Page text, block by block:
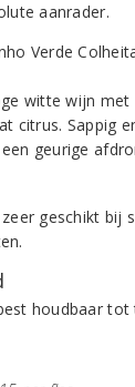
aanrader.
witte wijn
citrus. Sappig
geurige
geschikt bij
houdbaar